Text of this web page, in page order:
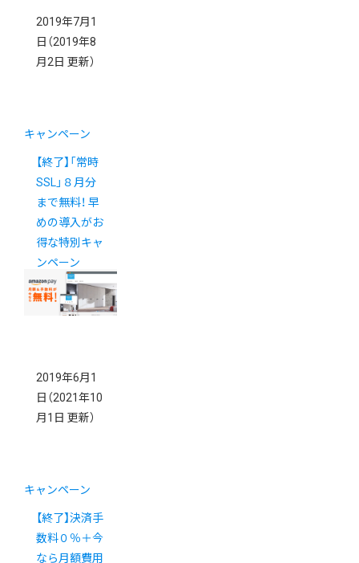
2019年7月1
日 （2019年8
月2日 更新）
キャンペーン
【終了】「常時
SSL」８月分
まで無料！ 早
めの導入がお
得な特別キャ
ンペーン
2019年6月1
日 （2021年10
月1日 更新）
キャンペーン
【終了】決済手
数料０％＋今
なら月額費用